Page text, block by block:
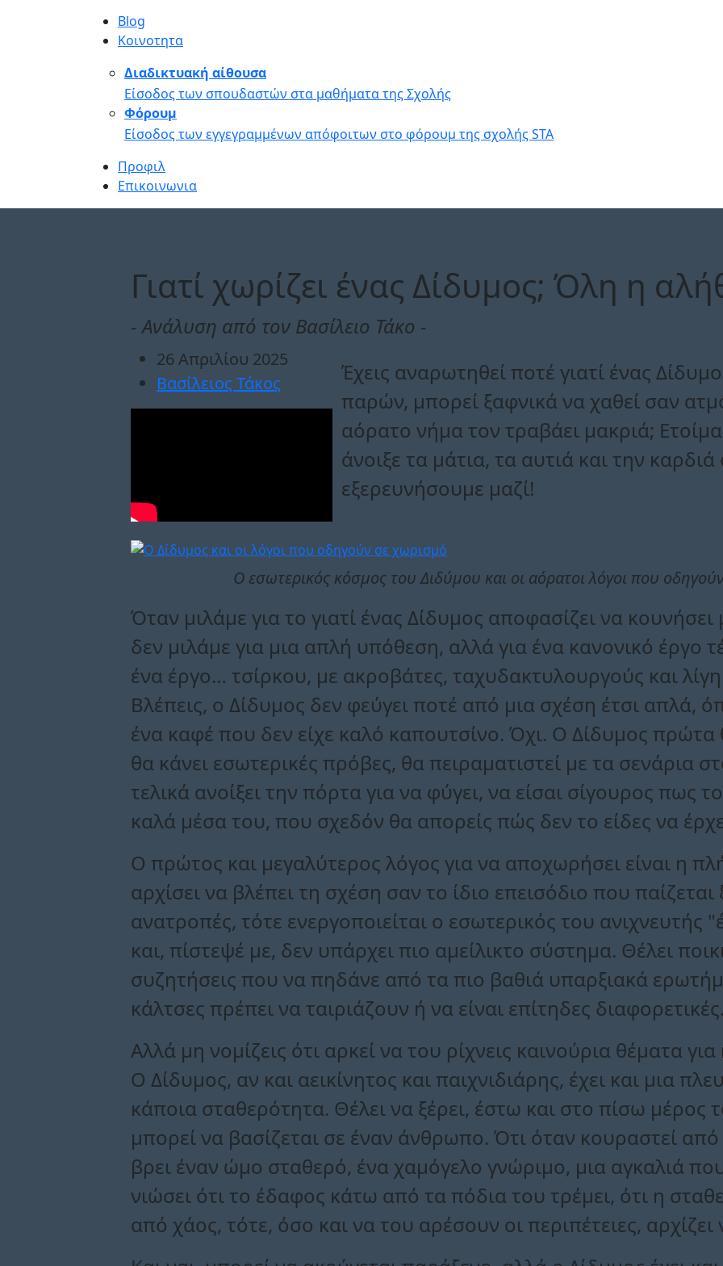
Blog
Κοινοτητα
Διαδικτυακή αίθουσα
Είσοδος των σπουδαστών στα μαθήματα της Σχολής
Φόρουμ
Είσοδος των εγγεγραμμένων απόφοιτων στο φόρουμ της σχολής STA
Προφιλ
Επικοινωνια
Γιατί χωρίζει ένας Δίδυμος; Όλη η
- Aνάλυση από τον Βασίλειο Τάκο -
26 Απριλίου 2025
Βασίλειος Τάκος
Έχεις αναρωτηθεί ποτέ γιατί ένας
παρών, μπορεί ξαφνικά να χαθεί σαν
αόρατο νήμα τον τραβάει μακριά;
άνοιξε τα μάτια, τα αυτιά και την
εξερευνήσουμε μαζί!
Ο εσωτερικός κόσμος του Διδύμου και οι αόρατοι λόγοι που
Όταν μιλάμε για το γιατί ένας Δίδυμος αποφασίζει να
δεν μιλάμε για μια απλή υπόθεση, αλλά για ένα κανονικό έργο
ένα έργο… τσίρκου, με ακροβάτες, ταχυδακτυλουργούς και
Βλέπεις, ο Δίδυμος δεν φεύγει ποτέ από μια σχέση έτσι απλά,
ένα καφέ που δεν είχε καλό καπουτσίνο. Όχι. Ο Δίδυμος πρώτα
θα κάνει εσωτερικές πρόβες, θα πειραματιστεί με τα σενάρια
τελικά ανοίξει την πόρτα για να φύγει, να είσαι σίγουρος πως
καλά μέσα του, που σχεδόν θα απορείς πώς δεν το είδες να
Ο πρώτος και μεγαλύτερος λόγος για να αποχωρήσει είναι η
αρχίσει να βλέπει τη σχέση σαν το ίδιο επεισόδιο που
ανατροπές, τότε ενεργοποιείται ο εσωτερικός του ανιχνευτής
και, πίστεψέ με, δεν υπάρχει πιο αμείλικτο σύστημα. Θέλει
συζητήσεις που να πηδάνε από τα πιο βαθιά υπαρξιακά
κάλτσες πρέπει να ταιριάζουν ή να είναι επίτηδες διαφορετικές.
Αλλά μη νομίζεις ότι αρκεί να του ρίχνεις καινούρια θέματα
Ο Δίδυμος, αν και αεικίνητος και παιχνιδιάρης, έχει και μια
κάποια σταθερότητα. Θέλει να ξέρει, έστω και στο πίσω μέρος
μπορεί να βασίζεται σε έναν άνθρωπο. Ότι όταν κουραστεί
βρει έναν ώμο σταθερό, ένα χαμόγελο γνώριμο, μια αγκαλιά που
νιώσει ότι το έδαφος κάτω από τα πόδια του τρέμει, ότι η
από χάος, τότε, όσο και να του αρέσουν οι περιπέτειες, αρχίζει